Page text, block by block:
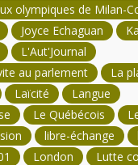
olympiques de Milan-
Joyce Echaguan
L'Aut'Journal
au parlement
La
Laïcité
Langue
Le Québécois
libre-échange
London
Lutte